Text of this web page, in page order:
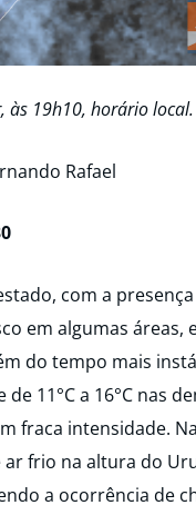
às 19h10, horário local.
Rafael
com a
em algumas áreas,
do tempo mais
11°C a 16°C nas
fraca intensidade.
frio na altura do
a ocorrência de